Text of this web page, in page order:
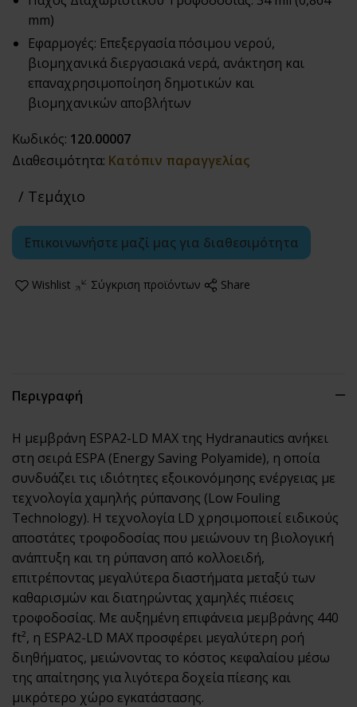
mm)
Εφαρμογές: Επεξεργασία πόσιμου νερού,
βιομηχανικά διεργασιακά νερά, ανάκτηση και
επαναχρησιμοποίηση δημοτικών και
βιομηχανικών αποβλήτων
Κωδικός: 120.00007
Διαθεσιμότητα: Κατόπιν παραγγελίας
/ Τεμάχιο
Επικοινωνήστε μαζί μας για διαθεσιμότητα
Wishlist Σύγκριση προϊόντων Share
Περιγραφή
Η μεμβράνη ESPA2-LD MAX της Hydranautics ανήκει
στη σειρά ESPA (Energy Saving Polyamide), η οποία
συνδυάζει τις ιδιότητες εξοικονόμησης ενέργειας με
τεχνολογία χαμηλής ρύπανσης (Low Fouling
Technology). Η τεχνολογία LD χρησιμοποιεί ειδικούς
αποστάτες τροφοδοσίας που μειώνουν τη βιολογική
ανάπτυξη και τη ρύπανση από κολλοειδή,
επιτρέποντας μεγαλύτερα διαστήματα μεταξύ των
καθαρισμών και διατηρώντας χαμηλές πιέσεις
τροφοδοσίας. Με αυξημένη επιφάνεια μεμβράνης 440
ft², η ESPA2-LD MAX προσφέρει μεγαλύτερη ροή
διηθήματος, μειώνοντας το κόστος κεφαλαίου μέσω
της απαίτησης για λιγότερα δοχεία πίεσης και
μικρότερο χώρο εγκατάστασης.